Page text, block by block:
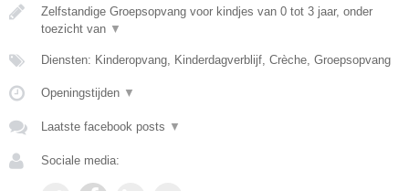
Zelfstandige Groepsopvang voor kindjes van 0 tot 3 jaar, onder
toezicht van ▼
Diensten: Kinderopvang, Kinderdagverblijf, Crèche, Groepsopvang
Openingstijden ▼
Laatste facebook posts ▼
Sociale media: